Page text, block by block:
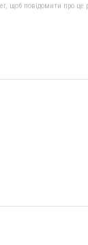
щоб повідомити про це